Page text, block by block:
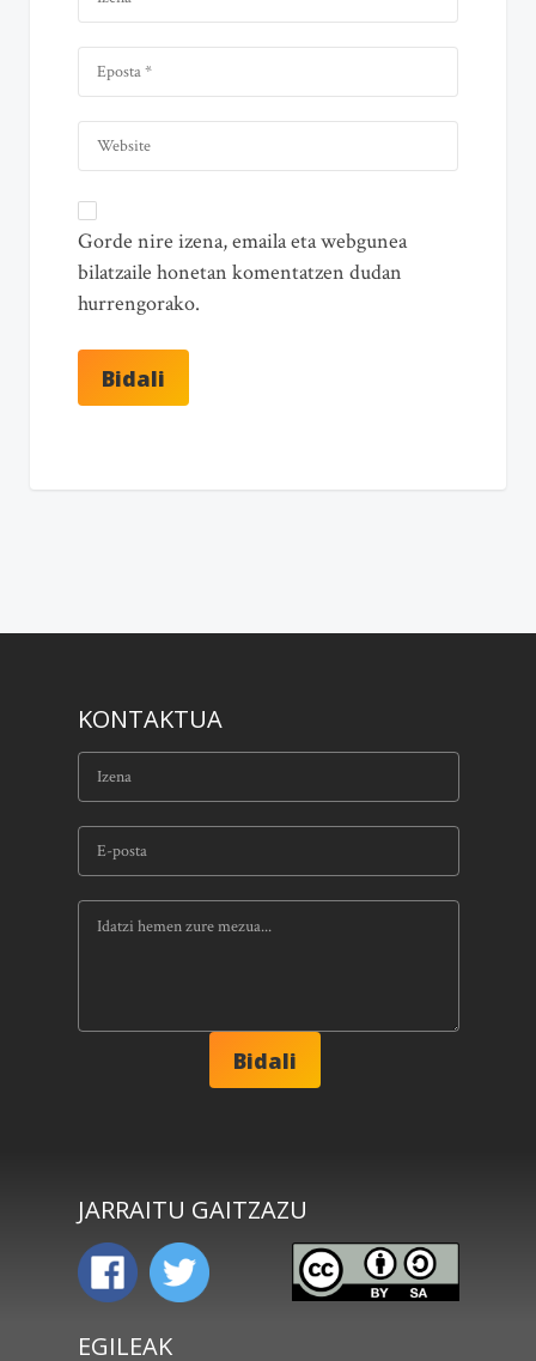
Gorde nire izena, emaila eta webgunea
bilatzaile honetan komentatzen dudan
hurrengorako.
KONTAKTUA
JARRAITU GAITZAZU
EGILEAK